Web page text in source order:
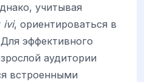
учитывая
ivi, ориентироваться в
эффективного
аудитории
встроенными